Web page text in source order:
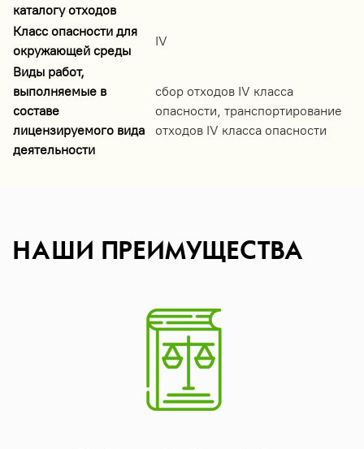
каталогу отходов
Класс опасности для
окружающей среды
IV
Виды работ,
выполняемые в
составе
лицензируемого вида
деятельности
сбор отходов IV класса
опасности, транспортирование
отходов IV класса опасности
НАШИ ПРЕИМУЩЕСТВА